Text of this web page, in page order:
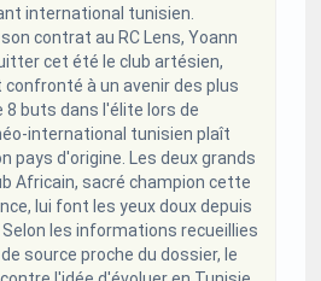
international tunisien.
contrat au RC Lens, Yoann
cet été le club artésien,
confronté à un avenir des plus
8 buts dans l'élite lors de
international tunisien plaît
pays d'origine. Les deux grands
Africain, sacré champion cette
lui font les yeux doux depuis
les informations recueillies
source proche du dossier, le